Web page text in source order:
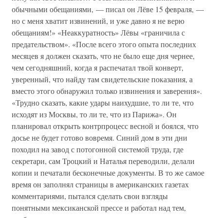
обычными обещаниями, — писал он Лёве 15 февраля, —
но с меня хватит извинений, и уже давно я не верю
обещаниям!» «Неаккуратность» Лёвы «граничила с
предательством». «После всего этого опыта последних
месяцев я должен сказать, что не было еще дня чернее,
чем сегодняшний, когда я распечатал твой конверт,
уверенный, что найду там свидетельские показания, а
вместо этого обнаружил только извинения и заверения».
«Трудно сказать, какие удары наихудшие, то ли те, что
исходят из Москвы, то ли те, что из Парижа». Он
планировал открыть контрпроцесс весной и боялся, что
досье не будет готово вовремя. Синий дом в эти дни
походил на завод с потогонной системой труда, где
секретари, сам Троцкий и Наталья переводили, делали
копии и печатали бесконечные документы. В то же самое
время он заполнял страницы в американских газетах
комментариями, пытался сделать свои взгляды
понятными мексиканской прессе и работал над тем,